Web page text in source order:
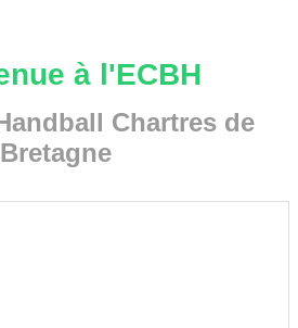
à l'ECBH
Chartres de
Bretagne